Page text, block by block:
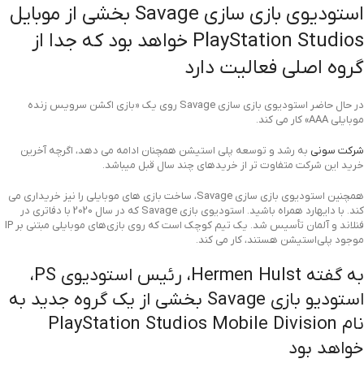
استودیوی بازی سازی Savage بخشی از موبایل
PlayStation Studios خواهد بود که جدا از
گروه اصلی فعالیت دارد
در حال حاضر استودیوی بازی سازی Savage روی یک «بازی اکشن سرویس زنده
موبایلی AAA» کار می کند.
شرکت سونی به رشد و توسعه پلی استیشن همچنان ادامه می دهد، اگرچه آخرین
خرید این شرکت متفاوت تر از خریدهای چند سال قبل میباشد.
همچنین استودیوی بازی سازی Savage، ساخت بازی های موبایلی را نیز خریداری می
کند. با دایهارد همراه باشید. استودیوی بازی Savage که در سال 2020 با دفاتری در
فنلاند و آلمان تأسیس شد. یک تیم کوچک است که روی بازی‌های موبایلی مبتنی بر IP
موجود پلی‌استیشن هستند، کار می کند.
به گفته Hermen Hulst، رئیس استودیوی PS،
استودیو بازی Savage بخشی از یک گروه جدید به
نام PlayStation Studios Mobile Division
خواهد بود